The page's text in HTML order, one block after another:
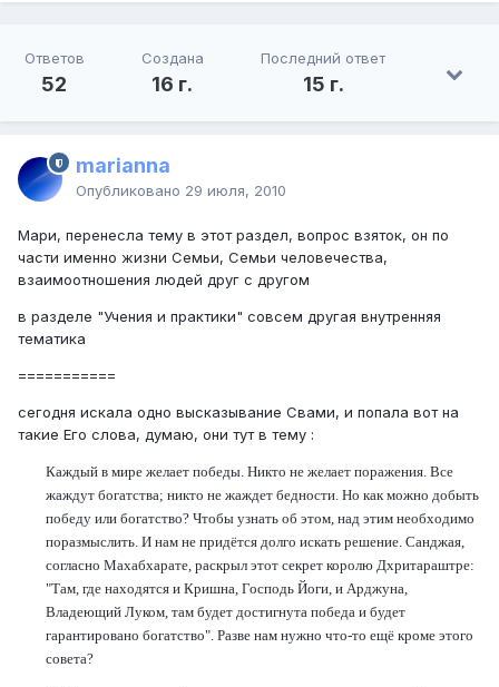
Ответов
52
Создана
16 г.
Последний ответ
15 г.
marianna
Опубликовано 29 июля, 2010
Мари, перенесла тему в этот раздел, вопрос взяток, он по
части именно жизни Семьи, Семьи человечества,
взаимоотношения людей друг с другом
в разделе "Учения и практики" совсем другая внутренняя
тематика
===========
сегодня искала одно высказывание Свами, и попала вот на
такие Его слова, думаю, они тут в тему :
Каждый в мире желает победы. Никто не желает поражения. Все
жаждут богатства; никто не жаждет бедности. Но как можно добыть
победу или богатство? Чтобы узнать об этом, над этим необходимо
поразмыслить. И нам не придётся долго искать решение. Санджая,
согласно Махабхарате, раскрыл этот секрет королю Дхритараштре:
"Там, где находятся и Кришна, Господь Йоги, и Арджуна,
Владеющий Луком, там будет достигнута победа и будет
гарантировано богатство". Разве нам нужно что-то ещё кроме этого
совета?